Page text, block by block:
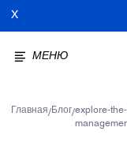
X
МЕНЮ
Главная/Блог/explore-